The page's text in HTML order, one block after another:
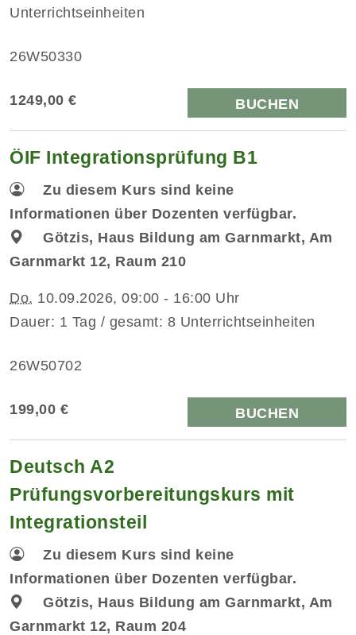
Unterrichtseinheiten
26W50330
1249,00 € BUCHEN
ÖIF Integrationsprüfung B1
Zu diesem Kurs sind keine
Informationen über Dozenten verfügbar.
Götzis, Haus Bildung am Garnmarkt, Am
Garnmarkt 12, Raum 210
Do. 10.09.2026, 09:00 - 16:00 Uhr
Dauer: 1 Tag / gesamt: 8 Unterrichtseinheiten
26W50702
199,00 € BUCHEN
Deutsch A2
Prüfungsvorbereitungskurs mit
Integrationsteil
Zu diesem Kurs sind keine
Informationen über Dozenten verfügbar.
Götzis, Haus Bildung am Garnmarkt, Am
Garnmarkt 12, Raum 204